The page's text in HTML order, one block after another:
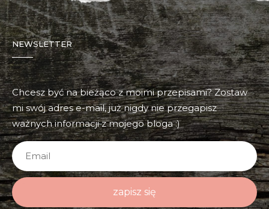
NEWSLETTER
Chcesz być na bieżąco z moimi przepisami? Zostaw
mi swój adres e-mail, już nigdy nie przegapisz
ważnych informacji z mojego bloga :)
zapisz się